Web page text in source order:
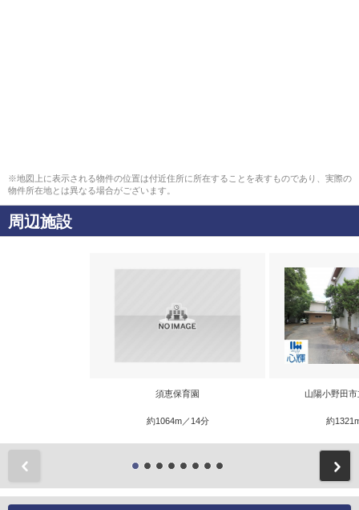
※地図上に表示される物件の位置は付近住所に所在することを表すものであり、実際の
物件所在地とは異なる場合がございます。
周辺施設
須恵保育園
約1064m／14分
山陽小野田
約